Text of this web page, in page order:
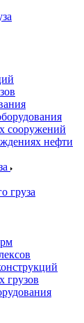
сооружений
нефти
груза
грузов